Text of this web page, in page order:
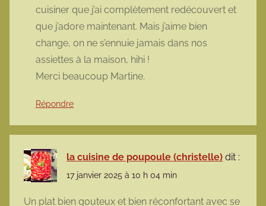
cuisiner que j’ai complètement redécouvert et
que j’adore maintenant. Mais j’aime bien
change, on ne s’ennuie jamais dans nos
assiettes à la maison, hihi !
Merci beaucoup Martine.
Répondre
la cuisine de poupoule (christelle) dit :
17 janvier 2025 à 10 h 04 min
Un plat bien gouteux et bien réconfortant avec se